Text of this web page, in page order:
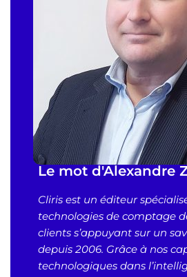
Le mot d'Alexandre
Cliris est un éditeur
technologies de comptage
clients s’appuyant sur un
depuis 2006. Grâce à nos
technologiques dans